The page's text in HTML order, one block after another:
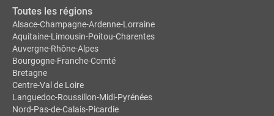
Toutes les régions
Alsace-Champagne-Ardenne-Lorraine
Aquitaine-Limousin-Poitou-Charentes
Auvergne-Rhône-Alpes
Bourgogne-Franche-Comté
Bretagne
Centre-Val de Loire
Languedoc-Roussillon-Midi-Pyrénées
Nord-Pas-de-Calais-Picardie